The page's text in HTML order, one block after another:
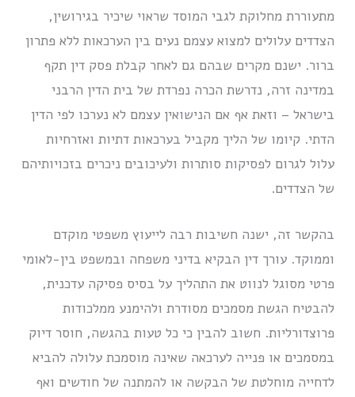
מתעוררת מחלוקת לגבי המוסד שראוי שיכיר בגירושין,
הצדדים עלולים למצוא עצמם נעים בין הערכאות ללא פתרון
ברור. ישנם מקרים שבהם גם לאחר קבלת פסק דין תקף
במדינה זרה, נדרשת הכרה נפרדת של בית הדין הרבני
בישראל – וזאת אף אם הנישואין עצמם לא נערכו לפי הדין
הדתי. קיומו של הליך מקביל בערכאות דתיות ואזרחיות
עלול לגרום לפסיקות סותרות ולעיכובים ניכרים בזכויותיהם
של הצדדים.
בהקשר זה, ישנה חשיבות רבה לייעוץ משפטי מוקדם
וממוקד. עורך דין הבקיא בדיני משפחה ובמשפט בין-לאומי
פרטי מסוגל לנווט את התהליך על בסיס פסיקה עדכנית,
להבטיח הגשת מסמכים מסודרת ולהימנע ממלכודות
פרוצדורליות. חשוב להבין כי כל טעות בהגשה, חוסר דיוק
במסמכים או פנייה לערכאה שאינה מוסמכת עלולה להביא
לדחייה מוחלטת של הבקשה או להמתנה של חודשים ואף